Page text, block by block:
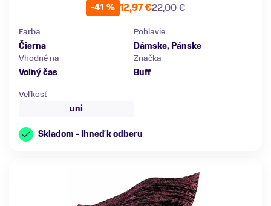
-41 %
22,00 €
12,97 €
Farba
Čierna
Pohlavie
Dámske, Pánske
Vhodné na
Voľný čas
Značka
Buff
Veľkosť
uni
Skladom - Ihneď k odberu